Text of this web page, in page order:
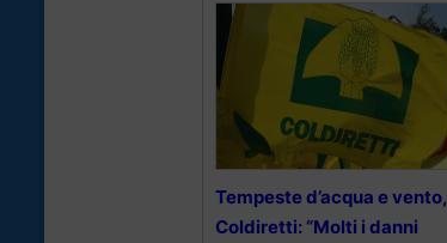
Tempeste d’acqua e vento,
Coldiretti: “Molti i danni